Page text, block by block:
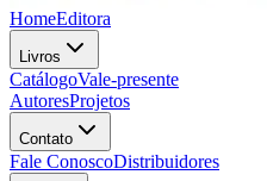
HomeEditora
Livros
CatálogoVale-presente
AutoresProjetos
Contato
Fale ConoscoDistribuidores